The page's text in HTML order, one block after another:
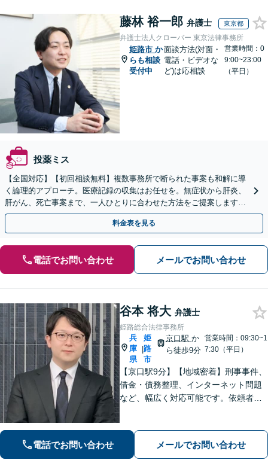
藤林 裕一郎 弁護士 東京都
弁護士法人クローバー 東京法律事務所
姫路市 か
らも相談
受付中
面談方法(対面・
電話・ビデオな
ど)は応相談
営業時間：0
9:00~23:00
（平日）
投薬ミス
【全国対応】【初回相談無料】複数事務所で断られた事案も和解に導
く論理的アプローチ。医療記録の収集はお任せを。無症状から肝炎、
肝がん、死亡事案まで、一人ひとりに合わせた方法をご提案します。
手続きの負担を減らし、権利を守ります。
料金表を見る
電話でお問い合わせ メールでお問い合わせ
谷本 将大 弁護士
姫路総合法律事務所
兵
庫
県
|
姫
路
市
京口駅 か
ら徒歩9分
営業時間：09:30~1
7:30（平日）
【京口駅9分】【地域密着】刑事事件、
借金・債務整理、インターネット問題
など、幅広く対応可能です。依頼者さ
ます。また、問題となっている背景事
情にも気を配り、根本的な解決を目指
電話でお問い合わせ メールでお問い合わせ